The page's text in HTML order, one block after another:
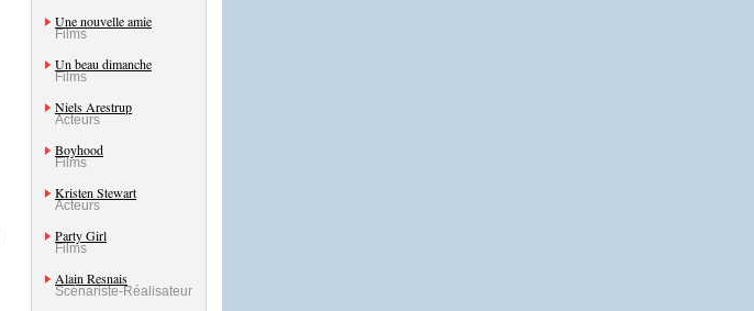
Une nouvelle amie
Films
Un beau dimanche
Films
Niels Arestrup
Acteurs
Boyhood
Films
Kristen Stewart
Acteurs
Party Girl
Films
Alain Resnais
Scénariste-Réalisateur